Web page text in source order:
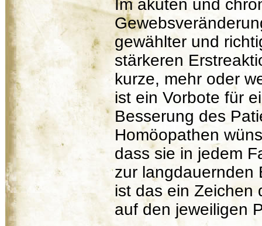
Im akuten und
gewählter und
stärkeren
kurze, mehr oder
ist ein Vorbote für
Besserung des
Homöopathen
dass sie in jedem
zur langdauernden
ist das ein Zeichen
auf den jeweiligen